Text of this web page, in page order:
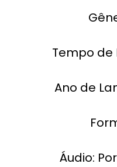
Tempo de
Ano de
Áudio: